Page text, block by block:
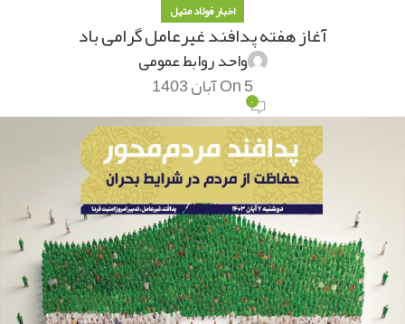
اخبار فولاد متیل
آغاز هفته پدافند غیرعامل گرامی باد
واحد روابط عمومی
On 5 آبان 1403۰